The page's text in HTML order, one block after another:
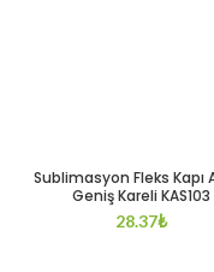
Sublimasyon Fleks Kapı
Geniş Kareli KAS103
28.37₺